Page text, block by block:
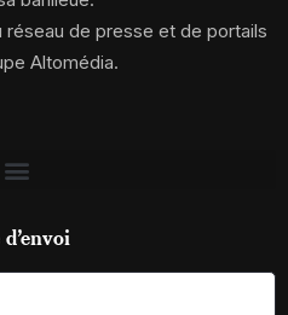
de presse et de portails
Altomédia.